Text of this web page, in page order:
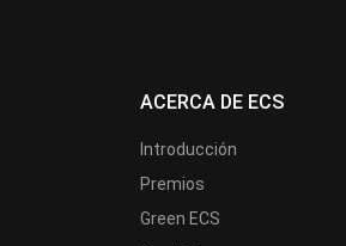
ACERCA DE ECS
Introducción
Premios
Green ECS